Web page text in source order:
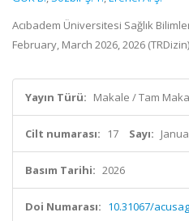
Acıbadem Üniversitesi Sağlık
February, March 2026, 2026 (TRDizin)
Yayın Türü: Makale / Tam
Cilt numarası: 17 Sayı:
Basım Tarihi: 2026
Doi Numarası: 10.31067/